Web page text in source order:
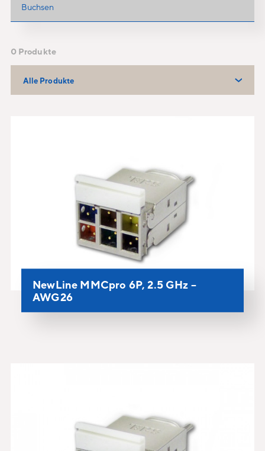
Buchsen
0 Produkte
Alle Produkte
NewLine MMCpro 6P, 2.5 GHz –
AWG26